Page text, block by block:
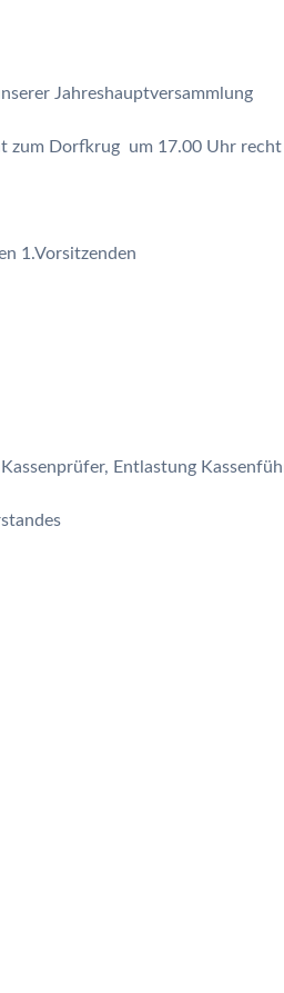
Jahreshauptversammlung
zum Dorfkrug um 17.00 Uhr recht
Entlastung